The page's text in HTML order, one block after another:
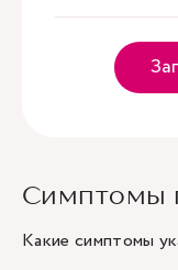
Симптомы
Какие симптомы